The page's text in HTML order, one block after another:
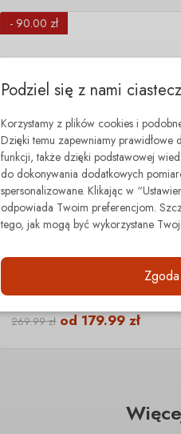
- 90.00 zł
Canvas Vegan
269.99zł od 179.99zł
Podziel się z nami
Korzystamy z plików cookies i
Dzięki temu zapewniamy prawidłowe
funkcji, także dzięki podstawowej
do dokonywania dodatkowych
spersonalizowane. Klikając w
odpowiada Twoim preferencjom.
tego, jak mogą być wykorzystane
Zgoda